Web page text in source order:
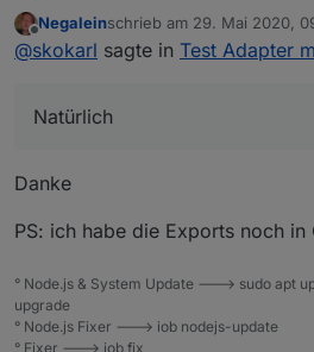
Würdest du einen Export
Spoiler
Blockly.
Du benötigst zwei
String
Offline
Negaleinschrieb am 29. Mai 2020,
zuletzt editiert von
@skokarl sagte in Test Adapter
Natürlich
Danke
PS: ich habe die Exports noch
° Node.js & System Update ---> sudo apt
upgrade
° Node.js Fixer ---> iob nodejs-update
° Fixer ---> iob fix